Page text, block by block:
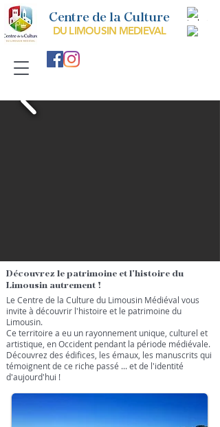
Centre de la Culture
DU LIMOUSIN MEDIEVAL
Découvrez le patrimoine et l'histoire du
Limousin autrement !
Le Centre de la Culture du Limousin Médiéval vous
invite à découvrir l'histoire et le patrimoine du
Limousin.
Ce territoire a eu un rayonnement unique, culturel et
artistique, en Occident pendant la période médiévale.
Découvrez des édifices, les émaux, les manuscrits qui
témoignent de ce riche passé ... et de l'identité
d'aujourd'hui !